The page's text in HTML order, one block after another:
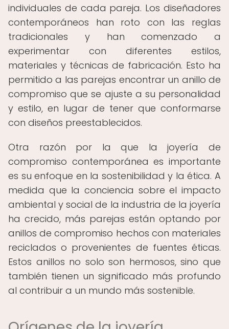
individuales de cada pareja. Los diseñadores
contemporáneos han roto con las reglas
tradicionales y han comenzado a
experimentar con diferentes estilos,
materiales y técnicas de fabricación. Esto ha
permitido a las parejas encontrar un anillo de
compromiso que se ajuste a su personalidad
y estilo, en lugar de tener que conformarse
con diseños preestablecidos.
Otra razón por la que la joyería de
compromiso contemporánea es importante
es su enfoque en la sostenibilidad y la ética. A
medida que la conciencia sobre el impacto
ambiental y social de la industria de la joyería
ha crecido, más parejas están optando por
anillos de compromiso hechos con materiales
reciclados o provenientes de fuentes éticas.
Estos anillos no solo son hermosos, sino que
también tienen un significado más profundo
al contribuir a un mundo más sostenible.